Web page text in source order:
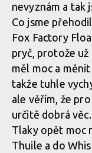
nevyznám a tak
Co jsme
Fox Factory
pryč, protože už
měl moc a
takže tuhle
ale věřím, že
určitě dobrá
Tlaky opět moc
Thuile a do